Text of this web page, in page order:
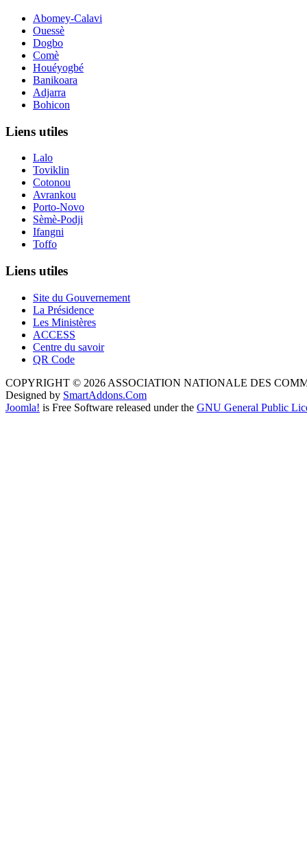
Abomey-Calavi
Ouessè
Dogbo
Comè
Houéyogbé
Banikoara
Adjarra
Bohicon
Liens utiles
Lalo
Toviklin
Cotonou
Avrankou
Porto-Novo
Sèmè-Podji
Ifangni
Toffo
Liens utiles
Site du Gouvernement
La Présidence
Les Ministères
ACCESS
Centre du savoir
QR Code
COPYRIGHT © 2026 ASSOCIATION NATIONALE DES
Designed by SmartAddons.Com
Joomla! is Free Software released under the GNU General Public